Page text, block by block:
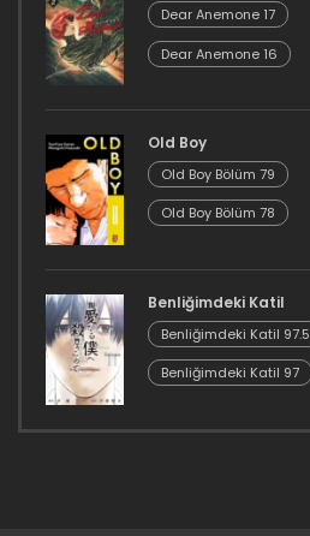
Dear Anemone 17
Dear Anemone 16
Old Boy
Old Boy Bölüm 79
Old Boy Bölüm 78
Benliğimdeki Katil
Benliğimdeki Katil 97.5
Benliğimdeki Katil 97